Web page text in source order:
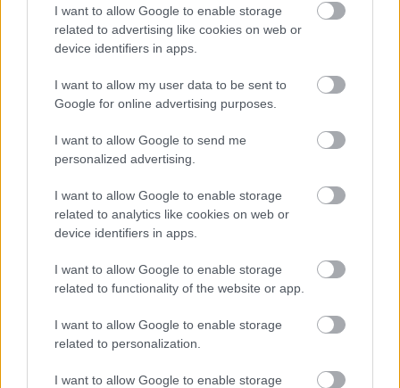
I want to allow Google to enable storage
related to advertising like cookies on web or
device identifiers in apps.
I want to allow my user data to be sent to
Google for online advertising purposes.
I want to allow Google to send me
personalized advertising.
I want to allow Google to enable storage
related to analytics like cookies on web or
device identifiers in apps.
I want to allow Google to enable storage
related to functionality of the website or app.
I want to allow Google to enable storage
related to personalization.
I want to allow Google to enable storage